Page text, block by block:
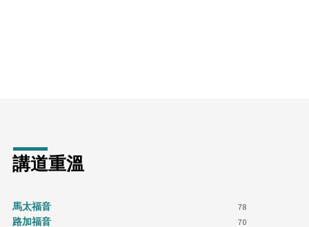
講道重溫
馬太福音 78
路加福音 70